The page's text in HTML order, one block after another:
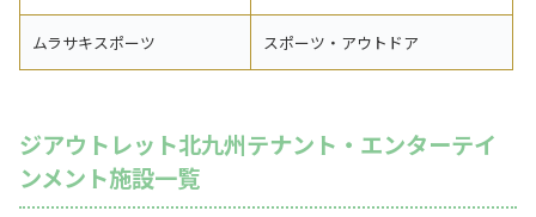
ムラサキスポーツ スポーツ・アウトドア
ジアウトレット北九州テナント・エンターテイ
ンメント施設一覧